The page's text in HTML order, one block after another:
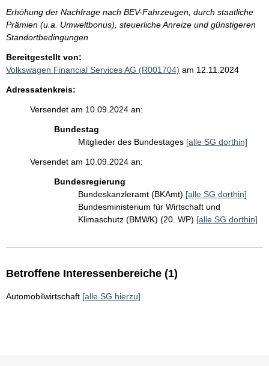
Erhöhung der Nachfrage nach BEV-Fahrzeugen, durch staatliche
Prämien (u.a. Umweltbonus), steuerliche Anreize und günstigeren
Standortbedingungen
Bereitgestellt von:
Volkswagen Financial Services AG (R001704) am 12.11.2024
Adressatenkreis:
Versendet am 10.09.2024 an:
Bundestag
Mitglieder des Bundestages [alle SG dorthin]
Versendet am 10.09.2024 an:
Bundesregierung
Bundeskanzleramt (BKAmt) [alle SG dorthin]
Bundesministerium für Wirtschaft und
Klimaschutz (BMWK) (20. WP) [alle SG dorthin]
Betroffene Interessenbereiche (1)
Automobilwirtschaft [alle SG hierzu]